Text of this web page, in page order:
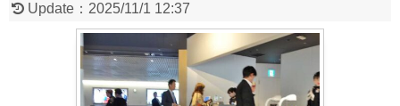
Update： 2025/11/1 12:37